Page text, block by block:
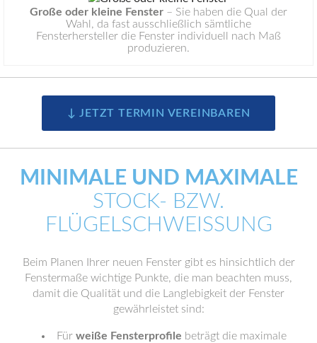
Große oder kleine Fenster– Sie haben die Qual der
Wahl, da fast ausschließlich sämtliche
Fensterhersteller die Fenster individuell nach Maß
produzieren.
↓ JETZT TERMIN VEREINBAREN
MINIMALE UND MAXIMALE
STOCK- BZW.
FLÜGELSCHWEISSUNG
Beim Planen Ihrer neuen Fenster gibt es hinsichtlich der
Fenstermaße wichtige Punkte, die man beachten muss,
damit die Qualität und die Langlebigkeit der Fenster
gewährleistet sind:
Für weiße Fensterprofile beträgt die maximale